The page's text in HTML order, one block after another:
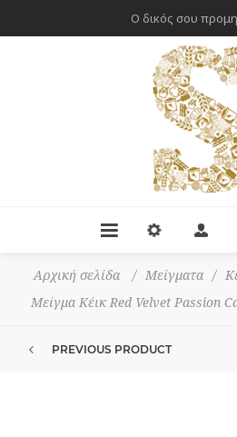
Ο δικός σου
Αρχική σελίδα / Μείγματα /
Μείγμα Κέικ Red Velvet Passion
PREVIOUS PRODUCT